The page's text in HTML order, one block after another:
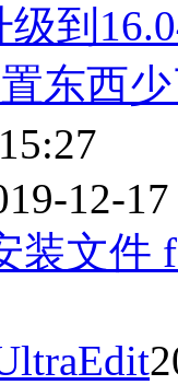
级到
东西
12-
装文件